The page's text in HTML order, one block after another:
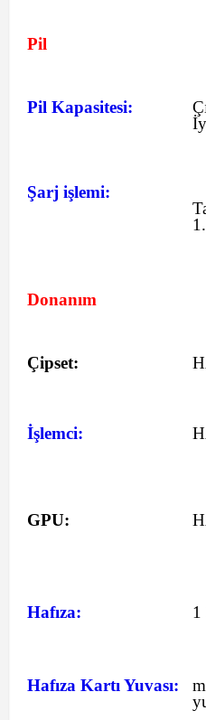
Pil
Pil Kapasitesi:
Şarj işlemi:
Donanım
Çipset:
İşlemci:
GPU:
Hafıza: 1
Hafıza Kartı Yuvası: